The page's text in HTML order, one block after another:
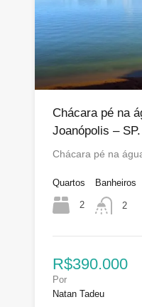
Chácara pé na
Joanópolis – SP.
Chácara pé na
Quartos
2
Banheiros
2
R$390.000
Por
Natan Tadeu